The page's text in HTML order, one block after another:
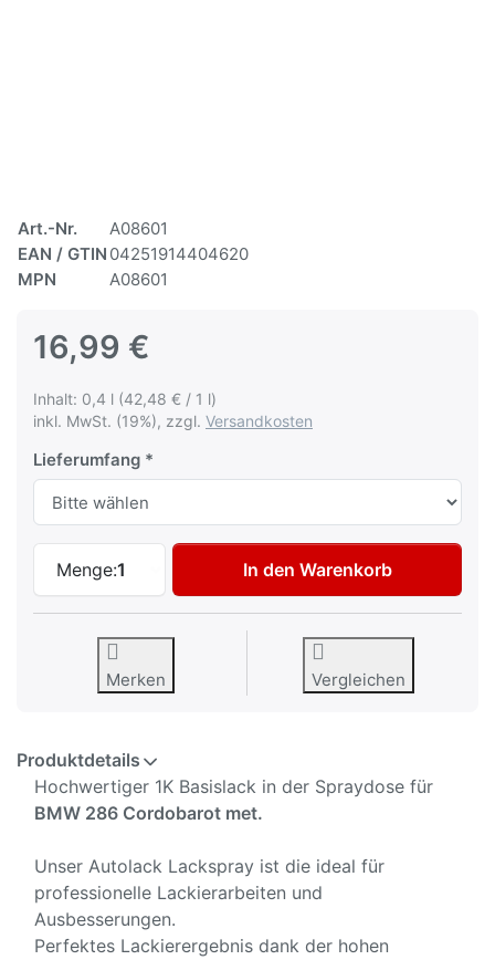
Art.-Nr.
A08601
EAN / GTIN 04251914404620
MPN
A08601
16,99 €
Inhalt: 0,4 l (42,48 € / 1 l)
inkl. MwSt. (19%), zzgl. Versandkosten
Lieferumfang
Menge:1
Autolack Spraydose für BMW 286
In den Warenkorb
Merken Vergleichen
Produktdetails
Hochwertiger 1K Basislack in der Spraydose für
BMW 286 Cordobarot met.
Unser Autolack Lackspray ist die ideal für
professionelle Lackierarbeiten und
Ausbesserungen.
Perfektes Lackierergebnis dank der hohen